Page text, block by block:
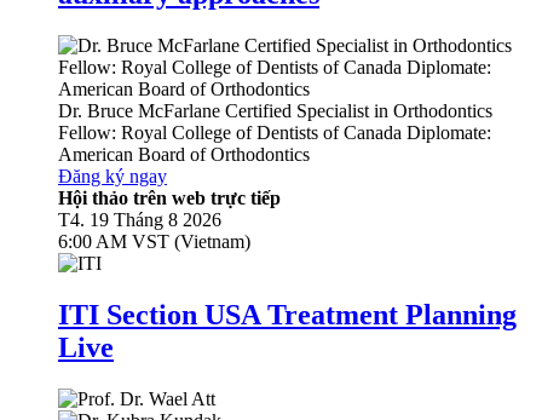
Dr. Bruce McFarlane Certified Specialist in Orthodontics
Fellow: Royal College of Dentists of Canada Diplomate:
American Board of Orthodontics
Đăng ký ngay
Hội thảo trên web trực tiếp
T4. 19 Tháng 8 2026
6:00 AM VST (Vietnam)
ITI Section USA Treatment Planning
Live